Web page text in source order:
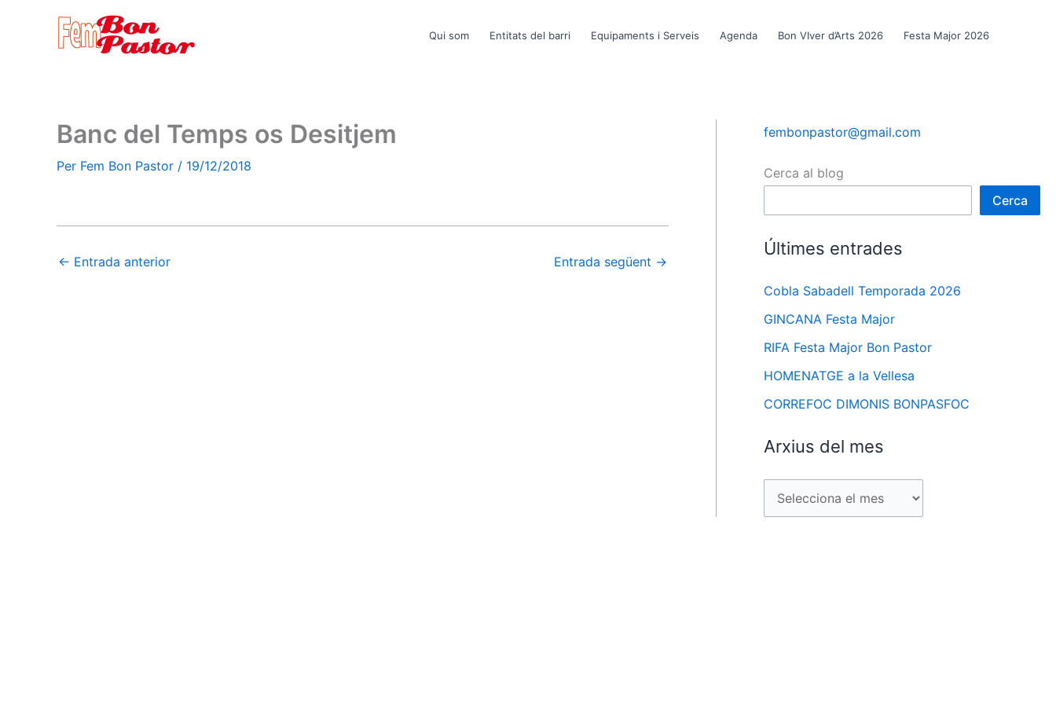
Qui som Entitats del barri Equipaments i Serveis Agenda Bon VIver d’Arts 2026 Festa Major 2026
Banc del Temps os Desitjem
Per Fem Bon Pastor / 19/12/2018
← Entrada anterior Entrada següent →
fembonpastor@gmail.com
Cerca al blog
Cerca
Últimes entrades
Cobla Sabadell Temporada 2026
GINCANA Festa Major
RIFA Festa Major Bon Pastor
HOMENATGE a la Vellesa
CORREFOC DIMONIS BONPASFOC
Arxius del mes
r